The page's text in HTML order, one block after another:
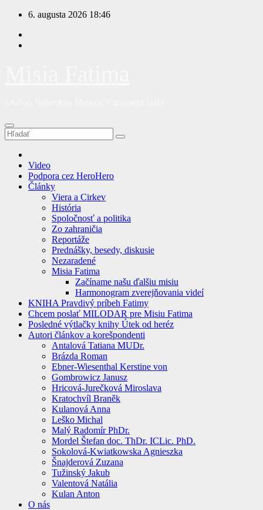
Prejsť
obsah
6. augusta 2026 18:46
Video
Podpora cez HeroHero
Články
Viera a Cirkev
História
Spoločnosť a politika
Zo zahraničia
Reportáže
Prednášky, besedy, diskusie
Nezaradené
Misia Fatima
Začíname našu ďalšiu misiu
Harmonogram zverejňovania videí
KNIHA Pravdivý príbeh Fatimy
Chcem poslať MILODAR pre Misiu Fatima
Posledné výtlačky knihy Útek od heréz
Autori článkov a korešpondenti
Antalová Tatiana MUDr.
Brázda Roman
Ebner-Wiesenthal Kerstine von
Gombrowicz Janusz
Hricová-Jurečková Miroslava
Kratochvíl Braněk
Kulanová Anna
Leško Michal
Malý Radomír PhDr.
Mordel Štefan doc. ThDr. ICLic. PhD.
Sokolová-Kwiatkowska Agnieszka
Šnajderová Zuzana
Tužinský Jakub
Valentová Natália
Kulan Anton
O nás